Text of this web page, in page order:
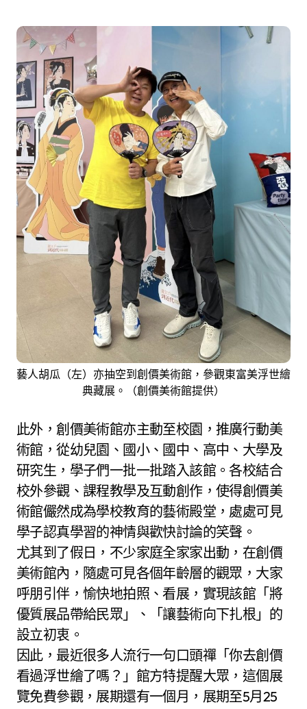
藝人胡瓜（左）亦抽空到創價美術館，參觀東富美浮世繪
典藏展。（創價美術館提供）
此外，創價美術館亦主動至校園，推廣行動美
術館，從幼兒園、國小、國中、高中、大學及
研究生，學子們一批一批踏入該館。各校結合
校外參觀、課程教學及互動創作，使得創價美
術館儼然成為學校教育的藝術殿堂，處處可見
學子認真學習的神情與歡快討論的笑聲。
尤其到了假日，不少家庭全家家出動，在創價
美術館內，隨處可見各個年齡層的觀眾，大家
呼朋引伴，愉快地拍照、看展，實現該館「將
優質展品帶給民眾」、「讓藝術向下扎根」的
設立初衷。
因此，最近很多人流行一句口頭禪「你去創價
看過浮世繪了嗎？」館方特提醒大眾，這個展
覽免費參觀，展期還有一個月，展期至5月25